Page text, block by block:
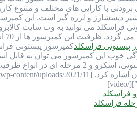
دیسشارژ و لرزه گیر است. این
فراسکلد می توانید به وب سایت
کمپرسور ها از 70 اسب بخار تا 300 اسب بخار گسترده شده و در…
پیستونی فراسکلد
خوب این کمپرسور می توان به قابل
های سیلندر پیستونی، اسکرو
فراسکلد
فراسکلد